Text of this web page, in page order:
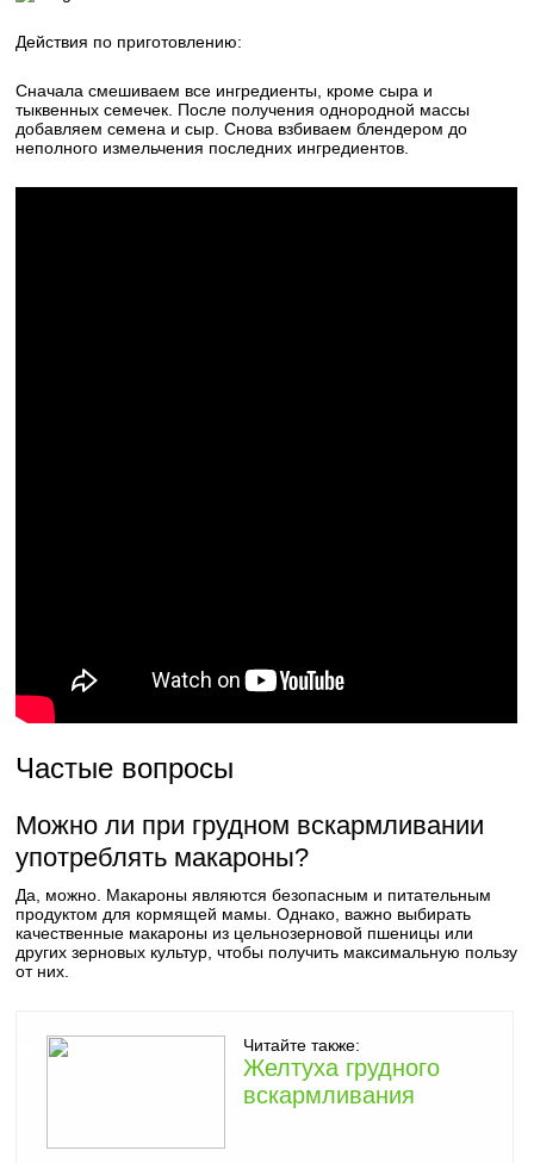
Действия по приготовлению:
Сначала смешиваем все ингредиенты, кроме сыра и
тыквенных семечек. После получения однородной массы
добавляем семена и сыр. Снова взбиваем блендером до
неполного измельчения последних ингредиентов.
Частые вопросы
Можно ли при грудном вскармливании
употреблять макароны?
Да, можно. Макароны являются безопасным и питательным
продуктом для кормящей мамы. Однако, важно выбирать
качественные макароны из цельнозерновой пшеницы или
других зерновых культур, чтобы получить максимальную пользу
от них.
Читайте также:
Желтуха грудного
вскармливания